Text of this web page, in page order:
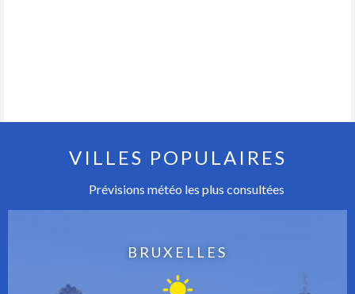
VILLES POPULAIRES
Prévisions météo les plus consultées
BRUXELLES